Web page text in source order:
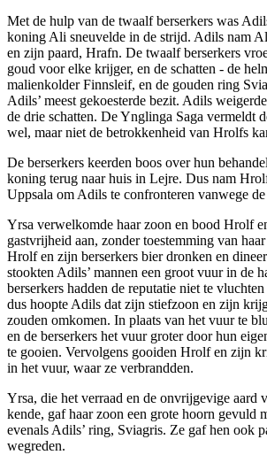
Met de hulp van de twaalf berserkers was
koning Ali sneuvelde in de strijd. Adils nam
en zijn paard, Hrafn. De twaalf berserkers
goud voor elke krijger, en de schatten - de
malienkolder Finnsleif, en de gouden ring
Adils’ meest gekoesterde bezit. Adils
de drie schatten. De Ynglinga Saga vermeldt
wel, maar niet de betrokkenheid van Hrolfs
De berserkers keerden boos over hun
koning terug naar huis in Lejre. Dus nam
Uppsala om Adils te confronteren vanwege
Yrsa verwelkomde haar zoon en bood Hrolf
gastvrijheid aan, zonder toestemming van
Hrolf en zijn berserkers bier dronken en
stookten Adils’ mannen een groot vuur in de
berserkers hadden de reputatie niet te
dus hoopte Adils dat zijn stiefzoon en zijn
zouden omkomen. In plaats van het vuur te
en de berserkers het vuur groter door hun
te gooien. Vervolgens gooiden Hrolf en zijn
in het vuur, waar ze verbrandden.
Yrsa, die het verraad en de onvrijgevige aard
kende, gaf haar zoon een grote hoorn gevuld
evenals Adils’ ring, Sviagris. Ze gaf hen ook
wegreden.